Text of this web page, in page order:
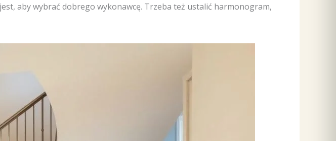
aby wybrać dobrego wykonawcę. Trzeba też ustalić harmonogram,